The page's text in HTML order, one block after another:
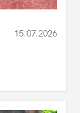
15.07.2026